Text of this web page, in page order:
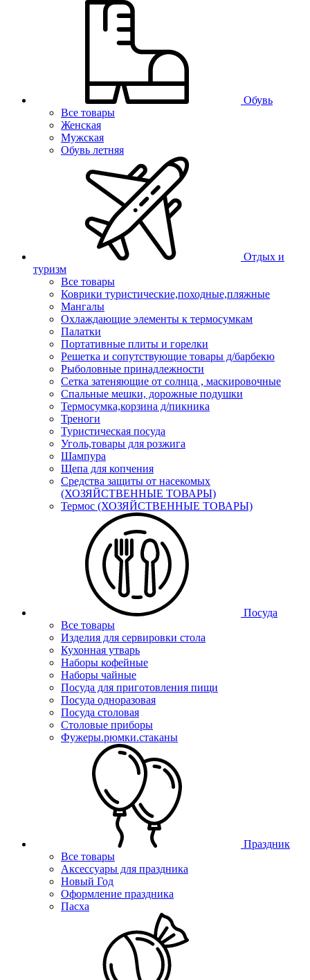
Обувь
Все товары
Женская
Мужская
Обувь летняя
Отдых и
туризм
Все товары
Коврики туристические,походные,пляжные
Мангалы
Охлаждающие элементы к термосумкам
Палатки
Портативные плиты и горелки
Решетка и сопутствующие товары д/барбекю
Рыболовные принадлежности
Сетка затеняющие от солнца , маскировочные
Спальные мешки, дорожные подушки
Термосумка,корзина д/пикника
Треноги
Туристическая посуда
Уголь,товары для розжига
Шампура
Щепа для копчения
Средства защиты от насекомых
(ХОЗЯЙСТВЕННЫЕ ТОВАРЫ)
Термос (ХОЗЯЙСТВЕННЫЕ ТОВАРЫ)
Посуда
Все товары
Изделия для сервировки стола
Кухонная утварь
Наборы кофейные
Наборы чайные
Посуда для приготовления пищи
Посуда одноразовая
Посуда столовая
Столовые приборы
Фужеры.рюмки.стаканы
Праздник
Все товары
Аксессуары для праздника
Новый Год
Оформление праздника
Пасха